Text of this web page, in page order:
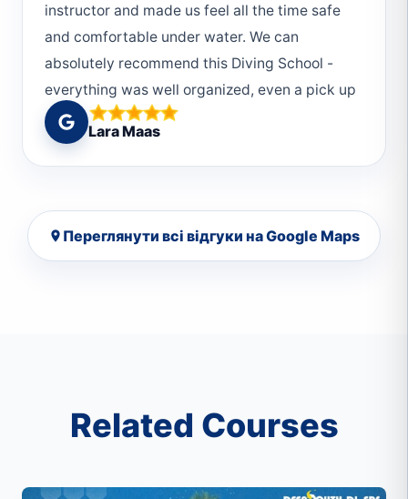
instructor and made us feel all the time safe
and comfortable under water. We can
absolutely recommend this Diving School -
everything was well organized, even a pick up
from the hotel was possible. We would choose
Deep South Divers every single time again!
And thanks to the really helpful and friendly
Lara Maas
Переглянути всі відгуки на Google Maps
Related Courses